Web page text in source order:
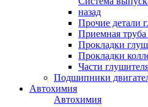
назад
Прочие детали
Приемная
Прокладки
Прокладки
Части
Подшипники
Автохимия
Автохимия